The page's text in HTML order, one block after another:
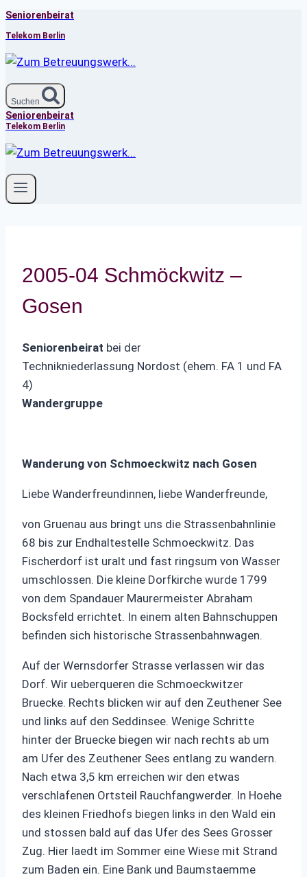
Zum
Inhalt
springen
Seniorenbeirat
Telekom Berlin
Suchen
Seniorenbeirat
Telekom Berlin
2005-04 Schmöckwitz –
Gosen
Seniorenbeirat bei der
Technikniederlassung Nordost (ehem. FA 1 und FA
4)
Wandergruppe
Wanderung von Schmoeckwitz nach Gosen
Liebe Wanderfreundinnen, liebe Wanderfreunde,
von Gruenau aus bringt uns die Strassenbahnlinie
68 bis zur Endhaltestelle Schmoeckwitz. Das
Fischerdorf ist uralt und fast ringsum von Wasser
umschlossen. Die kleine Dorfkirche wurde 1799
von dem Spandauer Maurermeister Abraham
Bocksfeld errichtet. In einem alten Bahnschuppen
befinden sich historische Strassenbahnwagen.
Auf der Wernsdorfer Strasse verlassen wir das
Dorf. Wir ueberqueren die Schmoeckwitzer
Bruecke. Rechts blicken wir auf den Zeuthener See
und links auf den Seddinsee. Wenige Schritte
hinter der Bruecke biegen wir nach rechts ab um
am Ufer des Zeuthener Sees entlang zu wandern.
Nach etwa 3,5 km erreichen wir den etwas
verschlafenen Ortsteil Rauchfangwerder. In Hoehe
des kleinen Friedhofs biegen links in den Wald ein
und stossen bald auf das Ufer des Sees Grosser
Zug. Hier laedt im Sommer eine Wiese mit Strand
zum Baden ein. Eine Bank und Baumstaemme